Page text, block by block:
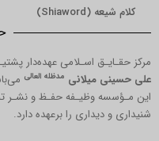
حقوق نشر
اسـلامی عهده‌دار پشتیـبانی از
مدظله العالیمی‌باشد.
حفـظ و نشـر تمـام آثـار
را برعهده دارد.